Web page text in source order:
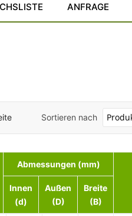
ANFRAGE
Sortieren nach
Abmessungen (mm)
Innen
(d)
Außen
(D)
Breite
(B)